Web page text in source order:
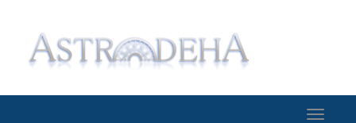
Toggle